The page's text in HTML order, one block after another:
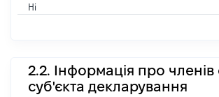
Ні
2.2. Інформація про членів
суб'єкта декларування